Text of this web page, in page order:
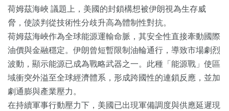
荷姆茲海峽 議題上，美國的封鎖構想被伊朗視為生存威
脅，使談判從技術性分歧升高為體制性對抗。
荷姆茲海峽作為全球能源運輸命脈，其安全性直接牽動國際
油價與金融穩定。伊朗曾短暫限制油輪通行，導致市場劇烈
波動，顯示能源已成為戰略武器之一。此種「能源戰」使區
域衝突外溢至全球經濟體系，形成跨國性的連鎖反應，並加
劇通膨與產業壓力。
在持續軍事行動壓力下，美國已出現軍備調度與供應延遲現